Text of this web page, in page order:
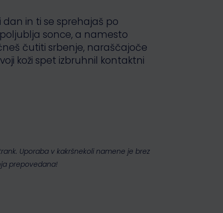
in ti se sprehajaš po
sonce, a namesto
čutiti srbenje, naraščajoče
koži spet izbruhnil kontaktni
Uporaba v kakršnekoli namene je brez
prepovedana!